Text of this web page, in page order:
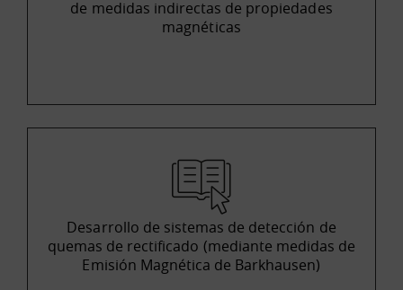
de medidas indirectas de propiedades
magnéticas
Desarrollo de sistemas de detección de
quemas de rectificado (mediante medidas de
Emisión Magnética de Barkhausen)